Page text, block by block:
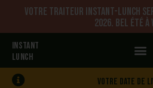
Votre traiteur Instant-Lunch
2026. Bel été à
INSTANT
LUNCH
Votre date de